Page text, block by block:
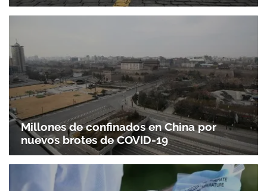
Millones de confinados en China por
nuevos brotes de COVID-19